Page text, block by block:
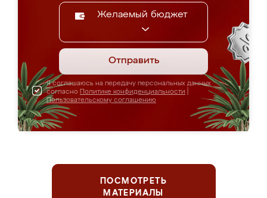
Желаемый бюджет
Отправить
Я соглашаюсь на передачу персональных данных
согласно Политике конфиденциальности
Пользовательскому соглашению
ПОСМОТРЕТЬ
МАТЕРИАЛЫ